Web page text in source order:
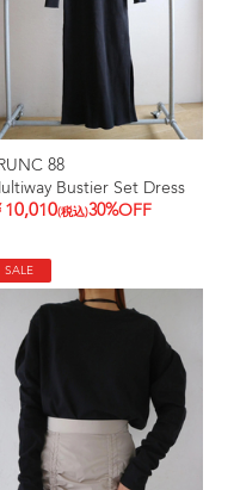
88
Bustier Set Dress
10,010(税込)30%OFF
SALE